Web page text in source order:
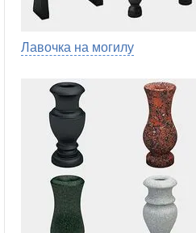
Лавочка на могилу